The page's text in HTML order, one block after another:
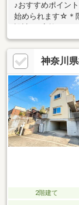
♪おすすめポイン
始められます☆＊
に段差があり、周
ます♪◆◇物件探
産なら当社ＫＩＺ
他サイトには公開
紹介中！資金計画
による無料相談会
料相談付きで家計
神奈川
2階建て